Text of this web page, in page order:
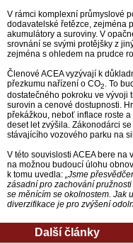
V rámci komplexní průmyslové
dodavatelské řetězce, zejména
akumulátory a suroviny. V
srovnání se svými protějšky z
zejména s ohledem na prudce
Členové ACEA vyzývají k
přezkumu nařízení o CO2
. To
dostatečného pokroku ve vývoji
surovin a cenové dostupnosti.
překážkou, neboť inflace roste
deset let zvýšila. Zákonodárci
stávajícího vozového parku na
V této souvislosti ACEA bere
na možnou budoucí úlohu
k tomu uvedla: „Jsme
zásadní pro zachování
se měnícím se okolnostem. Jak
diverzifikace je pro zvýšení
Další články